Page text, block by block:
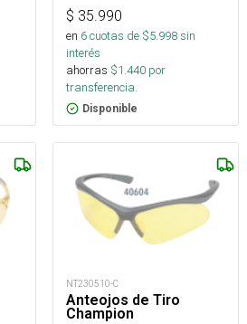
$ 35.990
en 6cuotas de $5.998sin
interés
ahorras $1.440 por
transferencia.
Disponible
NT230510-C
Anteojos de Tiro
Champion